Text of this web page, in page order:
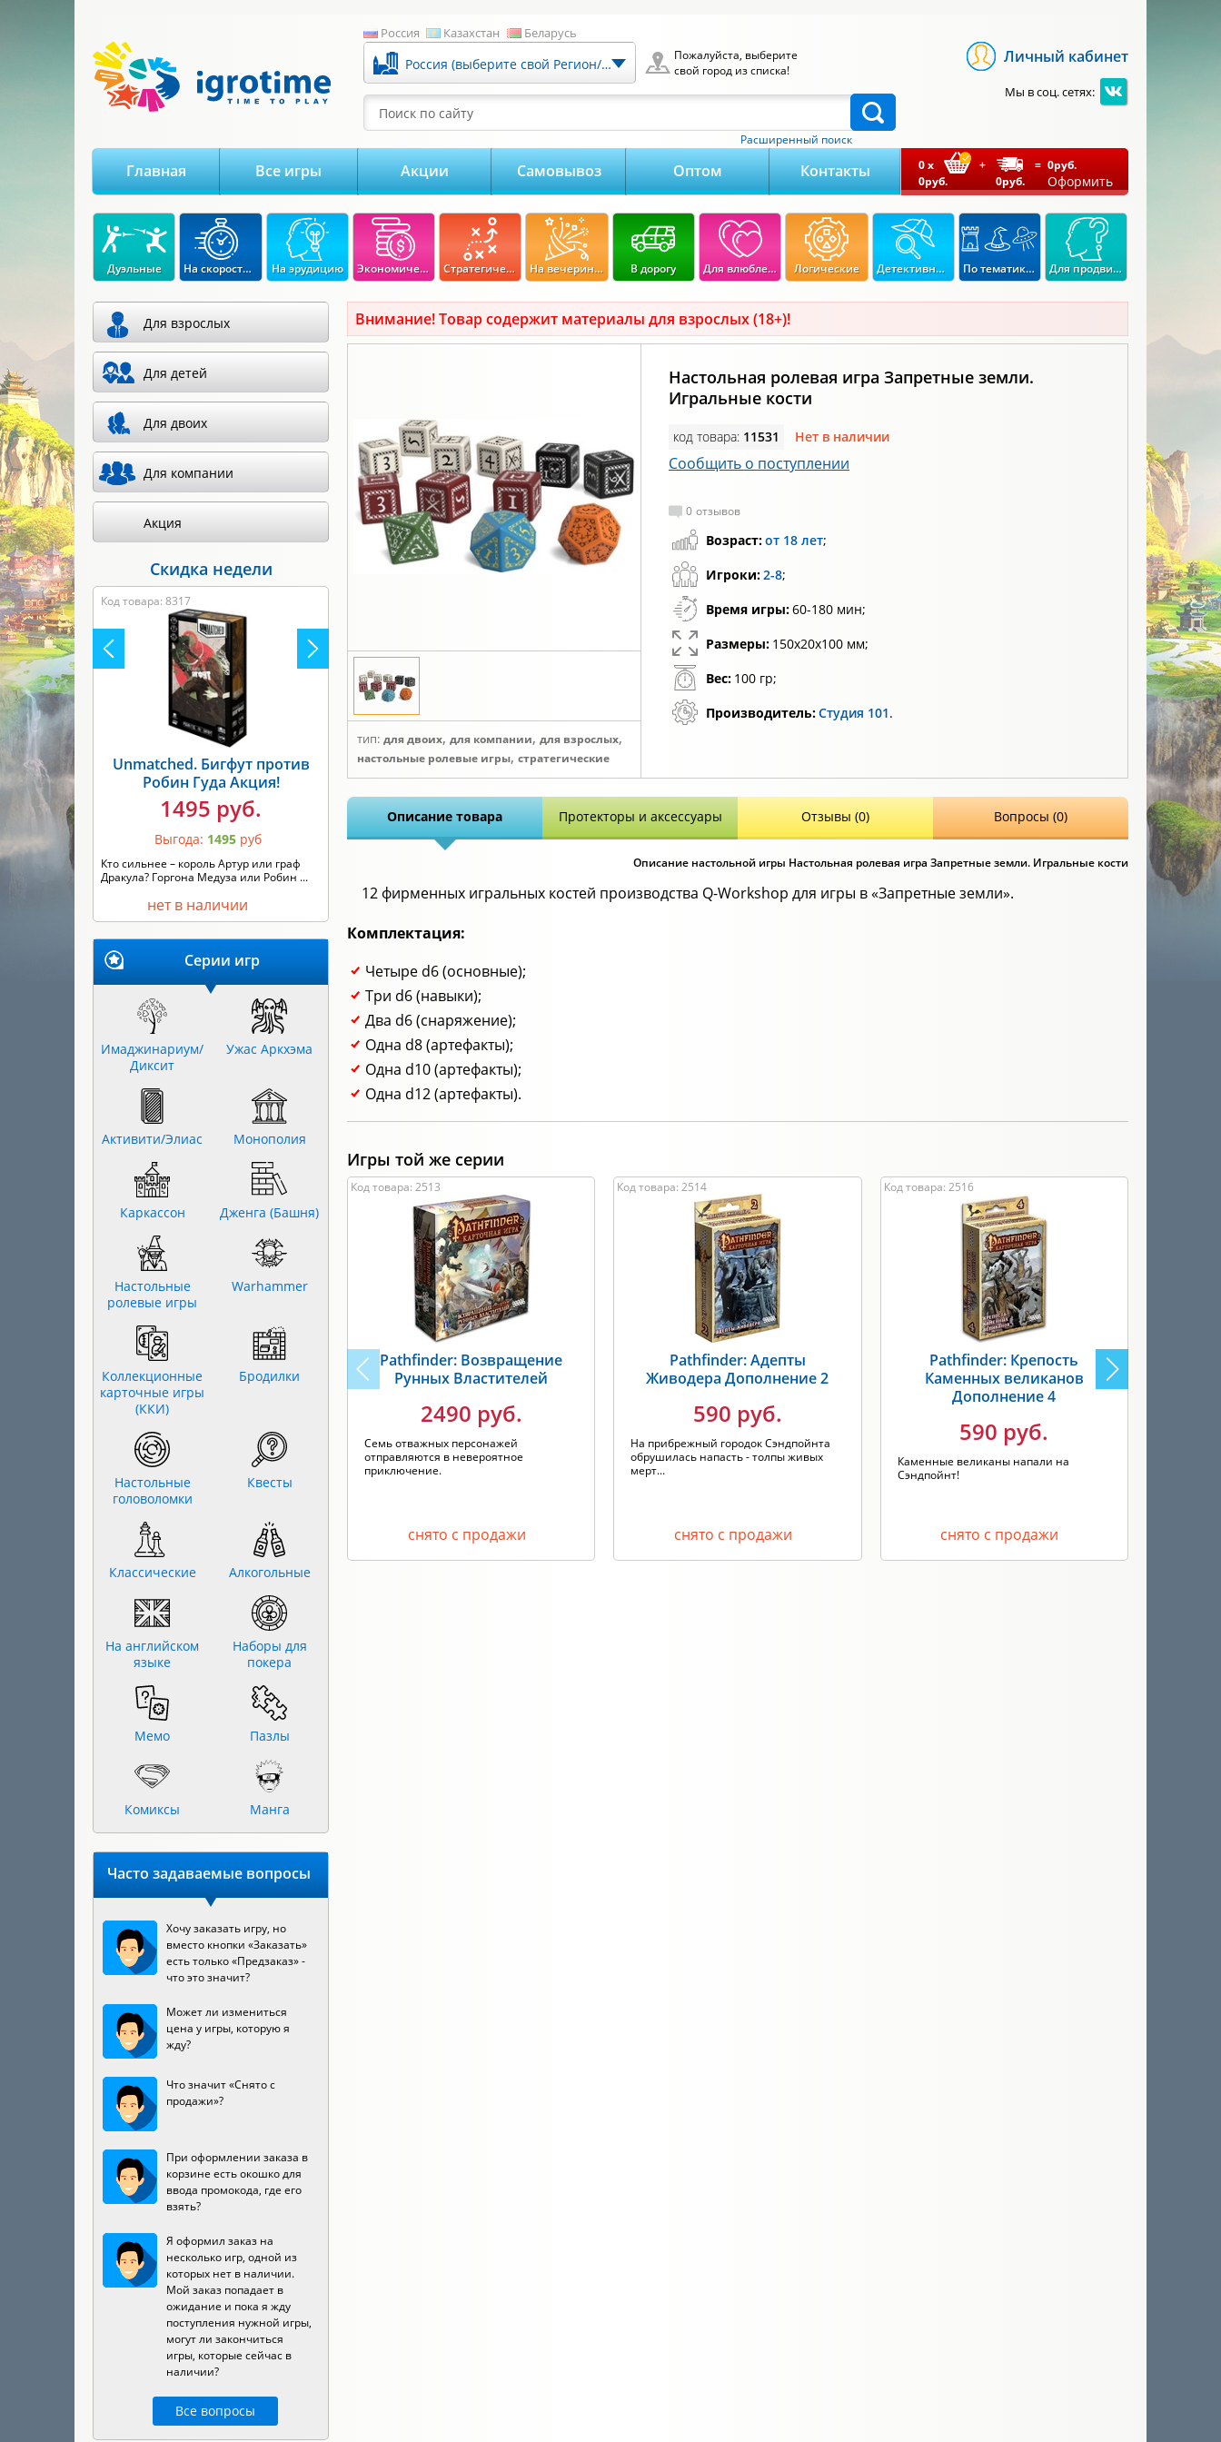
Россия Казахстан Беларусь
Россия (выберите свой Регион/Город)
Пожалуйста, выберите
свой город из списка!
Поиск по сайту
Расширенный поиск
Личный кабинет
Мы в соц. сетях:
Главная Все игры Акции Самовывоз Оптом Контакты 0x
0руб.
+
0руб.
= 0руб.
Оформить
Дуэльные На скорость реакции На эрудицию Экономические Стратегические На вечеринку В дорогу Для влюбленных Логические Детективные По тематикам Для продвинутых
Внимание! Товар содержит материалы для взрослых (18+)!
тип: для двоих, для компании, для взрослых,
настольные ролевые игры, стратегические
Настольная ролевая игра Запретные земли.
Игральные кости
код товара: 11531 Нет в наличии
Сообщить о поступлении
0 отзывов
Возраст:от 18 лет;
Игроки:2-8;
Время игры:60-180 мин;
Размеры: 150x20x100 мм;
Вес: 100 гр;
Производитель:Студия 101.
Описание товара Протекторы и аксессуары Отзывы (0) Вопросы (0)
Описание настольной игры Настольная ролевая игра Запретные земли. Игральные кости
12 фирменных игральных костей производства Q-Workshop для игры в «Запретные земли».
Комплектация:
Четыре d6 (основные);
Три d6 (навыки);
Два d6 (снаряжение);
Одна d8 (артефакты);
Одна d10 (артефакты);
Одна d12 (артефакты).
Игры той же серии
Код товара: 2513
Pathfinder: Возвращение
Рунных Властителей
2490 руб.
Семь отважных персонажей
отправляются в невероятное
приключение.
снято с продажи
Код товара: 2514
Pathfinder: Адепты
Живодера Дополнение 2
590 руб.
На прибрежный городок Сэндпойнта
обрушилась напасть - толпы живых
мерт...
снято с продажи
Код товара: 2516
Pathfinder: Крепость
Каменных великанов
Дополнение 4
590 руб.
Каменные великаны напали на
Сэндпойнт!
снято с продажи
Для взрослых
Для детей
Для двоих
Для компании
Акция
Скидка недели
Код товара: 8317
Unmatched. Бигфут против
Робин Гуда Акция!
1495 руб.
Выгода: 1495 руб
Кто сильнее – король Артур или граф
Дракула? Горгона Медуза или Робин ...
нет в наличии
Серии игр
Имаджинариум/
Диксит
Ужас Аркхэма
Активити/Элиас Монополия
Каркассон Дженга (Башня)
Настольные
ролевые игры
Warhammer
Коллекционные
карточные игры
(ККИ)
Бродилки
Настольные
головоломки
Квесты
Классические Алкогольные
На английском
языке
Наборы для
покера
Мемо Пазлы
Комиксы Манга
Часто задаваемые вопросы
Хочу заказать игру, но
вместо кнопки «Заказать»
есть только «Предзаказ» -
что это значит?
Может ли измениться
цена у игры, которую я
жду?
Что значит «Снято с
продажи»?
При оформлении заказа в
корзине есть окошко для
ввода промокода, где его
взять?
Я оформил заказ на
несколько игр, одной из
которых нет в наличии.
Мой заказ попадает в
ожидание и пока я жду
поступления нужной игры,
могут ли закончиться
игры, которые сейчас в
наличии?
Все вопросы